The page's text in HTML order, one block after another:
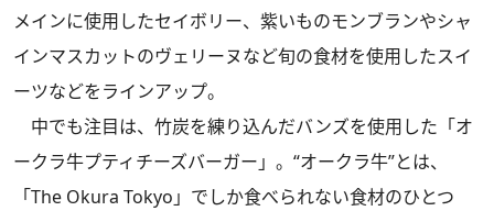
メインに使用したセイボリー、紫いものモンブランやシャ
インマスカットのヴェリーヌなど旬の食材を使用したスイ
ーツなどをラインアップ。
中でも注目は、竹炭を練り込んだバンズを使用した「オ
ークラ牛プティチーズバーガー」。“オークラ牛”とは、
「The Okura Tokyo」でしか食べられない食材のひとつ